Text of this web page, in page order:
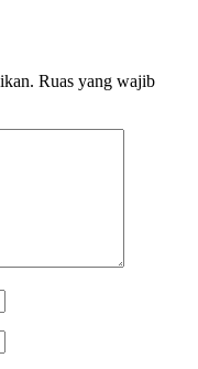
Ruas yang wajib